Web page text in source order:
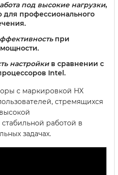
под высокие нагрузки,
для профессионального
при
настройкив сравнении с
Intel.
с маркировкой HX
стремящихся
работой в
задачах.